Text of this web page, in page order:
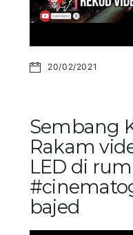
20/02/2021
Sembang
Rakam
LED di
bajed